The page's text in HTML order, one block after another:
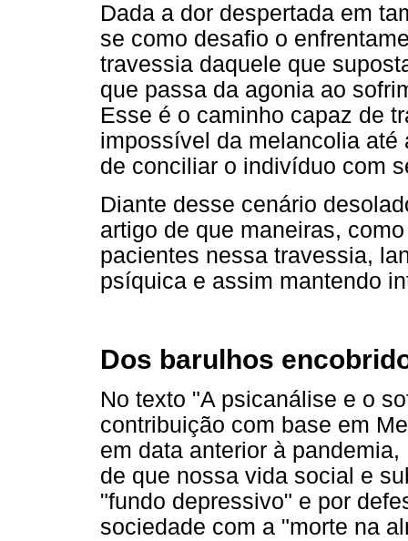
Dada a dor despertada em
se como desafio o
travessia daquele que
que passa da agonia ao
Esse é o caminho capaz de
impossível da melancolia até
de conciliar o indivíduo com
Diante desse cenário
artigo de que maneiras,
pacientes nessa travessia,
psíquica e assim mantendo
Dos barulhos
No texto "A psicanálise e o
contribuição com base em
em data anterior à
de que nossa vida social e
"fundo depressivo" e por
sociedade com a "morte na